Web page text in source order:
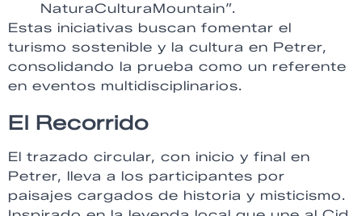
NaturaCulturaMountain”.
Estas iniciativas buscan fomentar el
turismo sostenible y la cultura en Petrer,
consolidando la prueba como un referente
en eventos multidisciplinarios.
El Recorrido
El trazado circular, con inicio y final en
Petrer, lleva a los participantes por
paisajes cargados de historia y misticismo.